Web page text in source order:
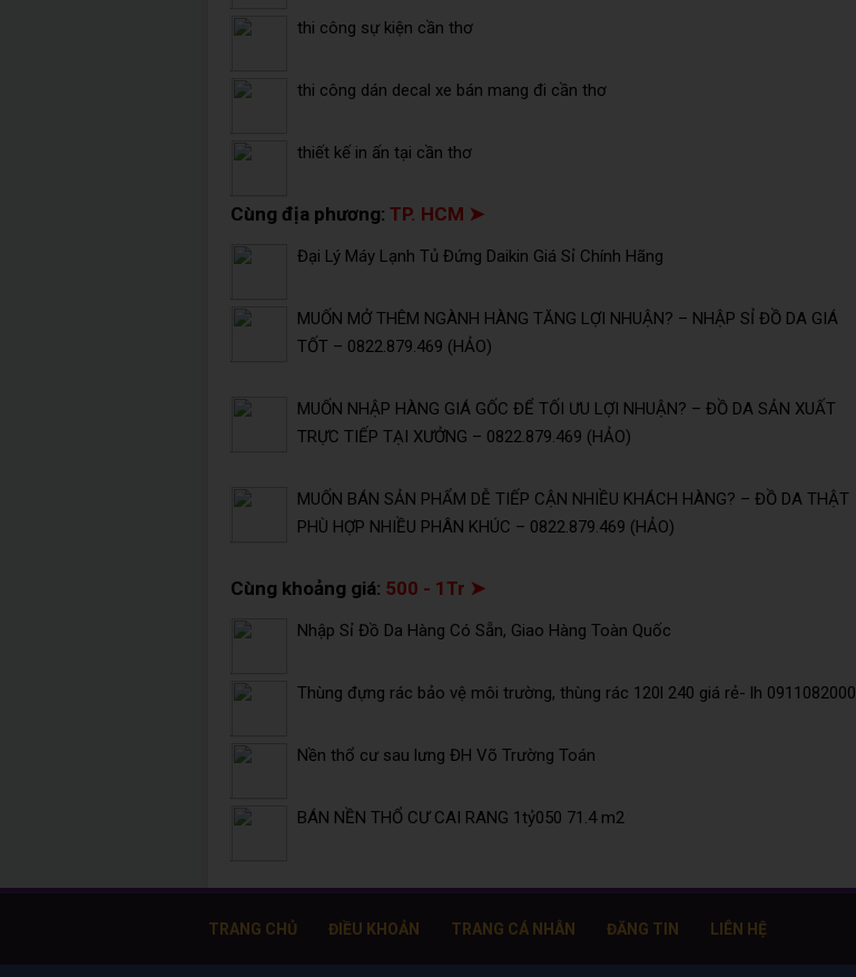
thi công sự kiện cần thơ
thi công dán decal xe bán mang đi cần thơ
thiết kế in ấn tại cần thơ
Cùng địa phương: TP. HCM ➤
Đại Lý Máy Lạnh Tủ Đứng Daikin Giá Sỉ Chính Hãng
MUỐN MỞ THÊM NGÀNH HÀNG TĂNG LỢI NHUẬN? – NHẬP SỈ ĐỒ DA GIÁ
TỐT – 0822.879.469 (HẢO)
MUỐN NHẬP HÀNG GIÁ GỐC ĐỂ TỐI ƯU LỢI NHUẬN? – ĐỒ DA SẢN XUẤT
TRỰC TIẾP TẠI XƯỞNG – 0822.879.469 (HẢO)
MUỐN BÁN SẢN PHẨM DỄ TIẾP CẬN NHIỀU KHÁCH HÀNG? – ĐỒ DA THẬT
PHÙ HỢP NHIỀU PHÂN KHÚC – 0822.879.469 (HẢO)
Cùng khoảng giá: 500 - 1Tr ➤
Nhập Sỉ Đồ Da Hàng Có Sẵn, Giao Hàng Toàn Quốc
Thùng đựng rác bảo vệ môi trường, thùng rác 120l 240 giá rẻ- lh 0911082000
Nền thổ cư sau lưng ĐH Võ Trường Toán
BÁN NỀN THỔ CƯ CAI RANG 1tỷ050 71.4 m2
TRANG CHỦ ĐIỀU KHOẢN TRANG CÁ NHÂN ĐĂNG TIN LIÊN HỆ